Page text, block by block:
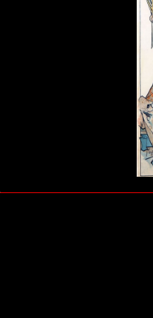
profonditÃ del quadro mette in risalto la